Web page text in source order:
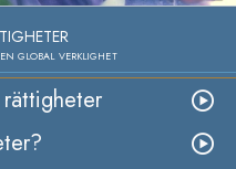
GLOBAL VERKLIGHET